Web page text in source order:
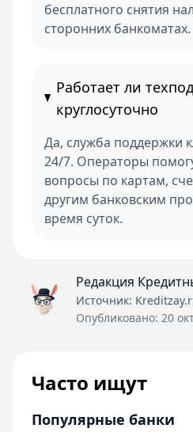
бесплатного снятия
сторонних банкоматах.
Работает ли
круглосуточно
Да, служба поддержки
24/7. Операторы
вопросы по картам,
другим банковским
время суток.
Редакция
Источник:
Опубликовано: 20
Часто ищут
Популярные банки